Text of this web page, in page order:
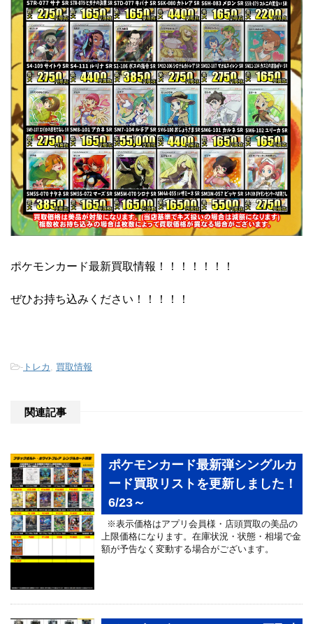
ポケモンカード最新買取情報！！！！！！！
ぜひお持ち込みください！！！！！
- トレカ , 買取情報
関連記事
ポケモンカード最新弾シングルカ
ード買取リストを更新しました！
6/23～
※表示価格はアプリ会員様・店頭買取の美品の
上限価格になります。在庫状況・状態・相場で金
額が予告なく変動する場合がございます。